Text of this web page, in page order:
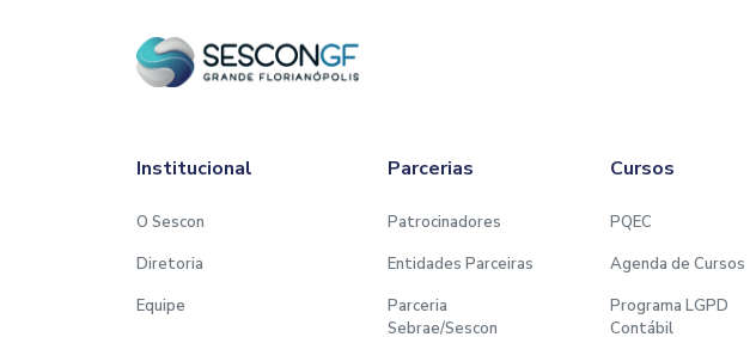
Institucional
O Sescon
Diretoria
Equipe
Parcerias
Patrocinadores
Entidades Parceiras
Parceria
Sebrae/Sescon
Cursos
PQEC
Agenda de Cursos
Programa LGPD
Contábil